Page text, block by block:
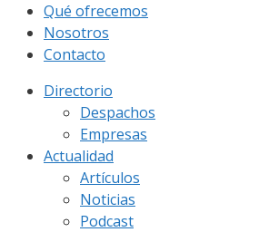
Qué ofrecemos
Nosotros
Contacto
Directorio
Despachos
Empresas
Actualidad
Artículos
Noticias
Podcast